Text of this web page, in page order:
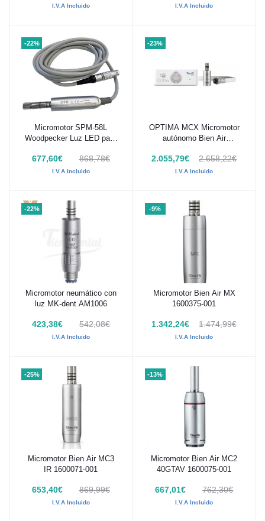
I.V.A Incluido I.V.A Incluido
-22%
Añadir al carrito
Micromotor SPM-58L
Woodpecker Luz LED para
677,60€ 868,78€
I.V.A Incluido
-23%
Añadir al carrito
OPTIMA MCX Micromotor
autónomo Bien Air
2.055,79€ 2.658,22€
I.V.A Incluido
-22%
Añadir al carrito
Micromotor neumático con
luz MK-dent AM1006
423,38€ 542,08€
I.V.A Incluido
-9%
Añadir al carrito
Micromotor Bien Air MX
1600375-001
1.342,24€ 1.474,99€
I.V.A Incluido
-25%
Añadir al carrito
Micromotor Bien Air MC3
IR 1600071-001
653,40€ 869,99€
I.V.A Incluido
-13%
Añadir al carrito
Micromotor Bien Air MC2
40GTAV 1600075-001
667,01€ 762,30€
I.V.A Incluido